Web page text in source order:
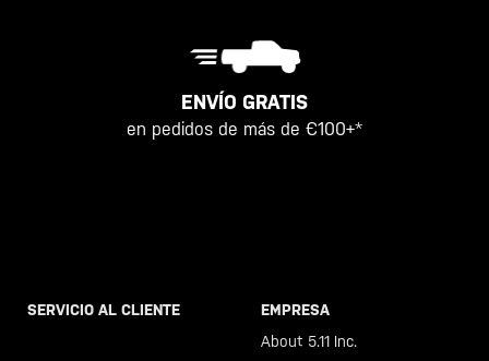
ENVÍO GRATIS
en pedidos de más de €100+*
SERVICIO AL CLIENTE
EMPRESA
About 5.11 Inc.